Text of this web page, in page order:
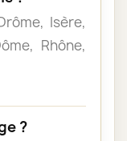
Isère,
Rhône,
?